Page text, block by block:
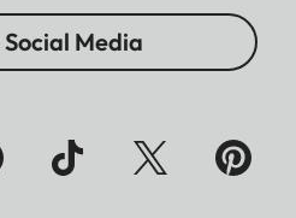
Media